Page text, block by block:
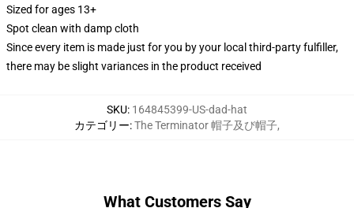
Sized for ages 13+
Spot clean with damp cloth
Since every item is made just for you by your local third-party fulfiller,
there may be slight variances in the product received
SKU: 164845399-US-dad-hat
カテゴリー:The Terminator 帽子及び帽子,
What Customers Say